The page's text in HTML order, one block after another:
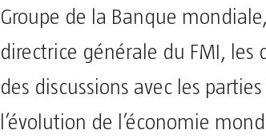
Groupe de la Banque
directrice générale du FMI, les
des discussions avec les
l’évolution de l’économie